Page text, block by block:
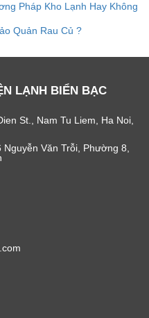
Pháp Kho Lạnh Hay Không
Quản Rau Củ ?
LẠNH BIỂN BẠC
St., Nam Tu Liem, Ha Noi,
Văn Trỗi, Phường 8,